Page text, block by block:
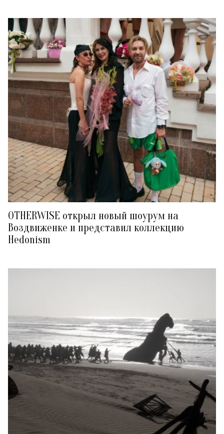
OTHERWISE открыл новый шоурум на
Воздвиженке и представил коллекцию
Hedonism